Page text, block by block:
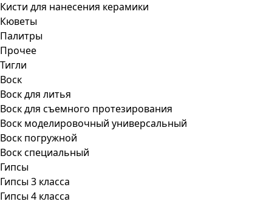
Кисти для нанесения керамики
Кюветы
Палитры
Прочее
Тигли
Воск
Воск для литья
Воск для съемного протезирования
Воск моделировочный универсальный
Воск погружной
Воск специальный
Гипсы
Гипсы 3 класса
Гипсы 4 класса